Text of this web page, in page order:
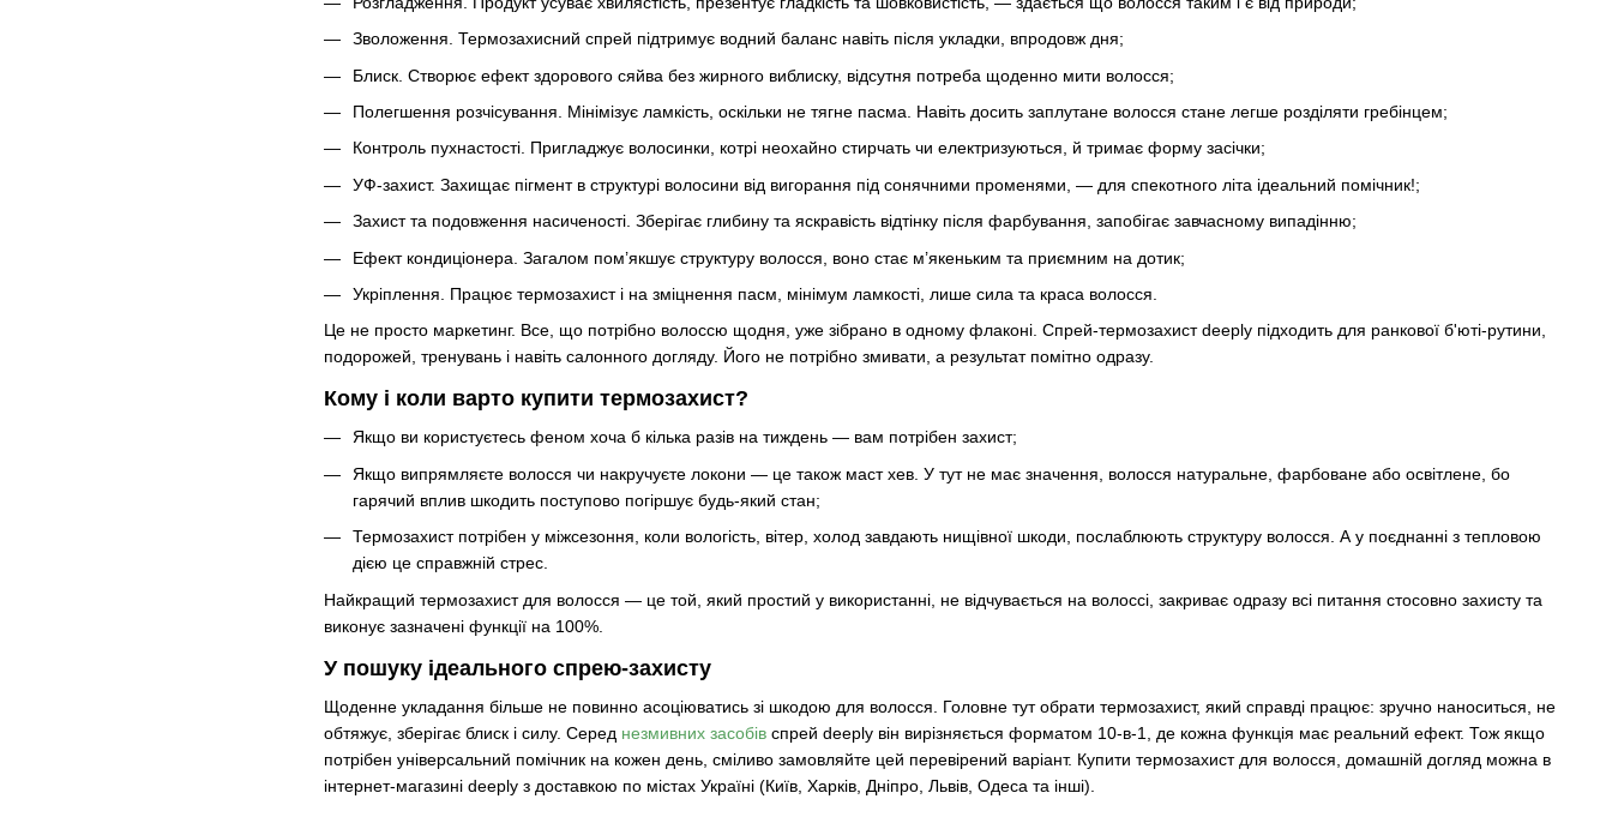
Зволоження. Термозахисний спрей підтримує водний баланс навіть після укладки, впродовж дня;
Блиск. Створює ефект здорового сяйва без жирного виблиску, відсутня потреба щоденно мити волосся;
Полегшення розчісування. Мінімізує ламкість, оскільки не тягне пасма. Навіть досить заплутане волосся стане легше розділяти гребінцем;
Контроль пухнастості. Пригладжує волосинки, котрі неохайно стирчать чи електризуються, й тримає форму засічки;
УФ-захист. Захищає пігмент в структурі волосини від вигорання під сонячними променями, — для спекотного літа ідеальний помічник!;
Захист та подовження насиченості. Зберігає глибину та яскравість відтінку після фарбування, запобігає завчасному випадінню;
Ефект кондиціонера. Загалом пом’якшує структуру волосся, воно стає м’якеньким та приємним на дотик;
Укріплення. Працює термозахист і на зміцнення пасм, мінімум ламкості, лише сила та краса волосся.
Це не просто маркетинг. Все, що потрібно волоссю щодня, уже зібрано в одному флаконі. Спрей-термозахист deeply підходить для ранкової б'юті-рутини,
подорожей, тренувань і навіть салонного догляду. Його не потрібно змивати, а результат помітно одразу.
Кому і коли варто купити термозахист?
Якщо ви користуєтесь феном хоча б кілька разів на тиждень — вам потрібен захист;
Якщо випрямляєте волосся чи накручуєте локони — це також маст хев. У тут не має значення, волосся натуральне, фарбоване або освітлене, бо
гарячий вплив шкодить поступово погіршує будь-який стан;
Термозахист потрібен у міжсезоння, коли вологість, вітер, холод завдають нищівної шкоди, послаблюють структуру волосся. А у поєднанні з тепловою
дією це справжній стрес.
Найкращий термозахист для волосся — це той, який простий у використанні, не відчувається на волоссі, закриває одразу всі питання стосовно захисту та
виконує зазначені функції на 100%.
У пошуку ідеального спрею-захисту
Щоденне укладання більше не повинно асоціюватись зі шкодою для волосся. Головне тут обрати термозахист, який справді працює: зручно наноситься, не
обтяжує, зберігає блиск і силу. Серед незмивних засобів спрей deeply він вирізняється форматом 10-в-1, де кожна функція має реальний ефект. Тож якщо
потрібен універсальний помічник на кожен день, сміливо замовляйте цей перевірений варіант. Купити термозахист для волосся, домашній догляд можна в
інтернет-магазині deeply з доставкою по містах Україні (Київ, Харків, Дніпро, Львів, Одеса та інші).